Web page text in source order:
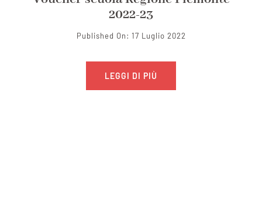
2022-23
Published On: 17 Luglio 2022
LEGGI DI PIÙ